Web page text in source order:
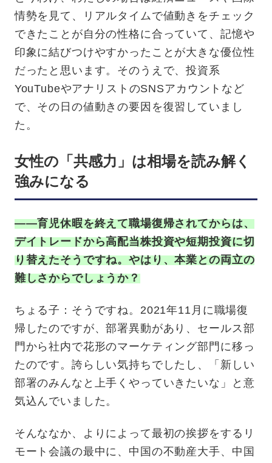
情勢を見て、リアルタイムで値動きをチェック
できたことが自分の性格に合っていて、記憶や
印象に結びつけやすかったことが大きな優位性
だったと思います。そのうえで、投資系
YouTubeやアナリストのSNSアカウントなど
で、その日の値動きの要因を復習していまし
た。
女性の「共感力」は相場を読み解く
強みになる
——育児休暇を終えて職場復帰されてからは、
デイトレードから高配当株投資や短期投資に切
り替えたそうですね。やはり、本業との両立の
難しさからでしょうか？
ちょる子：そうですね。2021年11月に職場復
帰したのですが、部署異動があり、セールス部
門から社内で花形のマーケティング部門に移っ
たのです。誇らしい気持ちでしたし、「新しい
部署のみんなと上手くやっていきたいな」と意
気込んでいました。
そんななか、よりによって最初の挨拶をするリ
モート会議の最中に、中国の不動産大手、中国